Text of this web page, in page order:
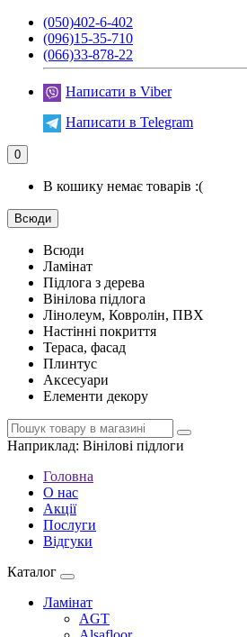
(050)402-6-402
(096)15-35-710
(066)33-878-22
Написати в Viber
Написати в Telegram
0
В кошику немає товарів :(
Всюди
Всюди
Ламінат
Підлога з дерева
Вінілова підлога
Лінолеум, Ковролін, ПВХ
Настінні покриття
Тераса, фасад
Плинтус
Аксесуари
Елементи декору
Наприклад: Вінілові підлоги
Головна
О нас
Акції
Послуги
Відгуки
Каталог
Ламінат
AGT